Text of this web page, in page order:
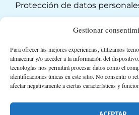
Gestionar
Para ofrecer las mejores experiencias, utilizamos
almacenar y/o acceder a la información del
tecnologías nos permitirá procesar datos como el
identificaciones únicas en este sitio. No consentir o
afectar negativamente a ciertas características y
Protección de datos